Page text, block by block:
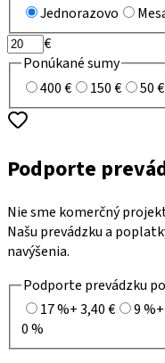
Jednorazovo
€
Ponúkané sumy
400 €
150 € 50 €
Podporte
Nie sme komerčný
Našu prevádzku a
navýšenia.
Podporte prevádzku
17 %+ 3,40 € 9 %
0 %